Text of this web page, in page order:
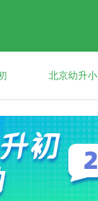
北京幼升小